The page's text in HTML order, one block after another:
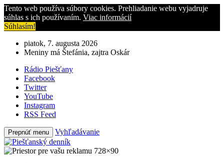
Tento web používa súbory cookies. Prehliadanie webu vyjadruje
súhlas s ich používaním. Viac informácií
Súhlasím!
piatok, 7. augusta 2026
Meniny má Štefánia, zajtra Oskár
Rádio Piešťany
Facebook
Twitter
YouTube
Instagram
RSS Feed
Prepnúť menu Vyhľadávanie